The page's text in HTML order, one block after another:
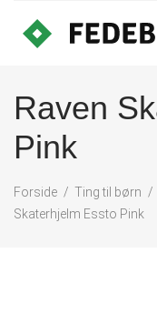
Raven
Pink
Forside Ting til børn
Skaterhjelm Essto Pink